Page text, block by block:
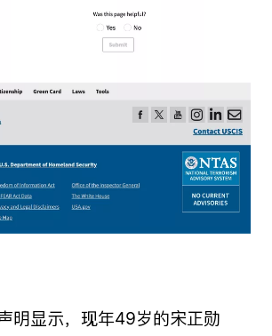
明显示，现年49岁的宋正勋